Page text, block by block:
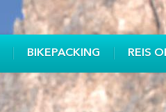
BIKEPACKING REIS